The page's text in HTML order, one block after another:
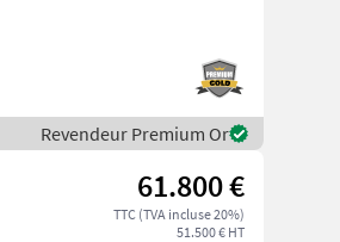
Revendeur Premium Or
61.800 €
TTC (TVA incluse 20%)
51.500 € HT